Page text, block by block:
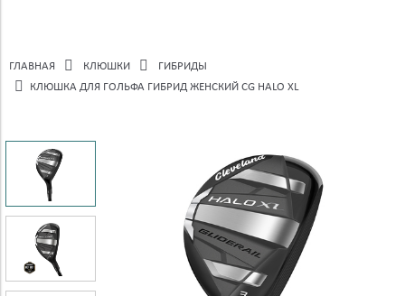
ГЛАВНАЯ КЛЮШКИ
ГИБРИДЫ
КЛЮШКА ДЛЯ ГОЛЬФА ГИБРИД ЖЕНСКИЙ CG HALO XL